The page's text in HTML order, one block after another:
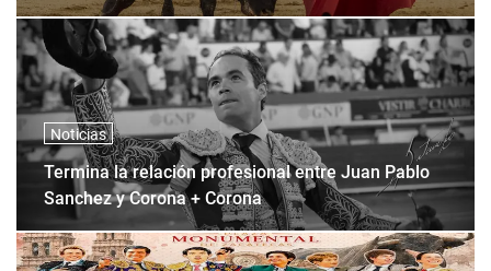
Noticias
Termina la relación profesional entre Juan Pablo
Sanchez y Corona + Corona